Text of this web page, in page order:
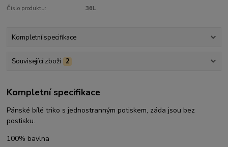
Číslo produktu: 36L
Kompletní specifikace
Související zboží 2
Kompletní specifikace
Pánské bílé triko s jednostranným potiskem, záda jsou bez
postisku.
100% bavlna